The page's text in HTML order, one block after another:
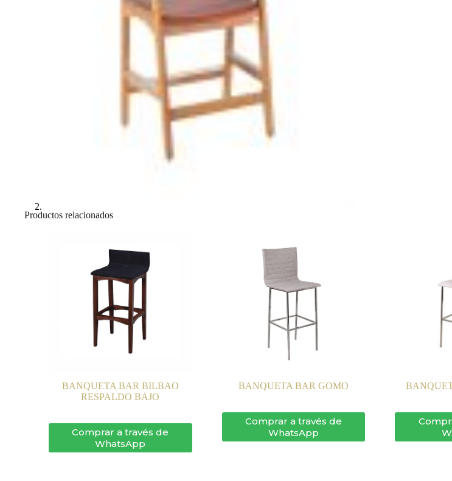
Productos relacionados
BANQUETA BAR BILBAO
RESPALDO BAJO
Comprar a través de
WhatsApp
BANQUETA BAR GOMO
Comprar a través de
WhatsApp